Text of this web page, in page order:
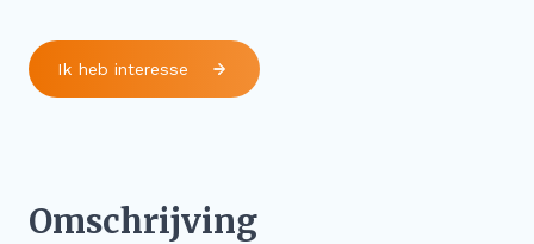
Ik heb interesse
Omschrijving